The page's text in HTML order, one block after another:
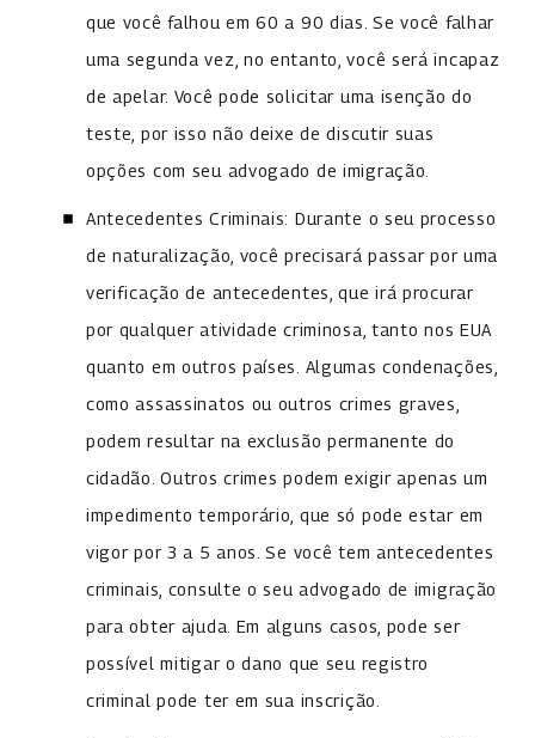
que você falhou em 60 a 90 dias. Se você falhar
uma segunda vez, no entanto, você será incapaz
de apelar. Você pode solicitar uma isenção do
teste, por isso não deixe de discutir suas
opções com seu advogado de imigração.
Antecedentes Criminais: Durante o seu processo
de naturalização, você precisará passar por uma
verificação de antecedentes, que irá procurar
por qualquer atividade criminosa, tanto nos EUA
quanto em outros países. Algumas condenações,
como assassinatos ou outros crimes graves,
podem resultar na exclusão permanente do
cidadão. Outros crimes podem exigir apenas um
impedimento temporário, que só pode estar em
vigor por 3 a 5 anos. Se você tem antecedentes
criminais, consulte o seu advogado de imigração
para obter ajuda. Em alguns casos, pode ser
possível mitigar o dano que seu registro
criminal pode ter em sua inscrição.